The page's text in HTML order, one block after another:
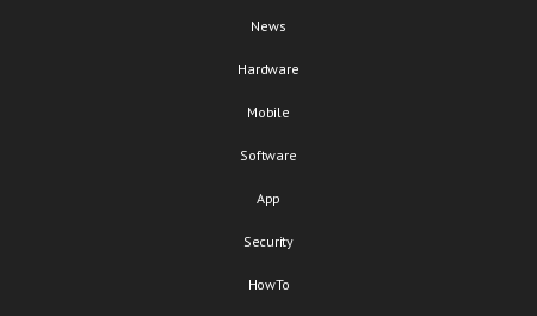
News
Hardware
Mobile
Software
App
Security
HowTo